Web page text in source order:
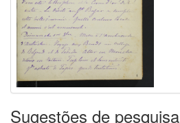
Sugestões de pesquisa